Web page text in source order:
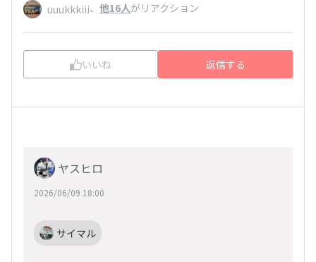
uuukkkiii、 他16人がリアクション
いいね 返信する
ヤスヒロ
2026/06/09 18:00
サイマル